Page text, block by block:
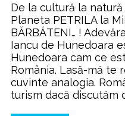
De la cultură la
Planeta PETRILA la
BĂRBĂTENI… !
Iancu de Hunedoara
Hunedoara cam ce
România. Lasă-mă te
cuvinte analogia.
turism dacă discutăm